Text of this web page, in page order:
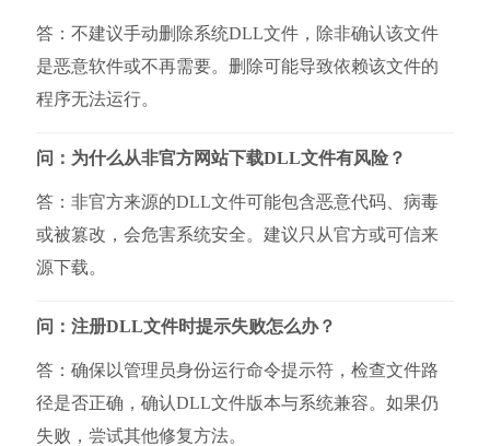
答：不建议手动删除系统DLL文件，除非确认该文件
是恶意软件或不再需要。删除可能导致依赖该文件的
程序无法运行。
问：为什么从非官方网站下载DLL文件有风险？
答：非官方来源的DLL文件可能包含恶意代码、病毒
或被篡改，会危害系统安全。建议只从官方或可信来
源下载。
问：注册DLL文件时提示失败怎么办？
答：确保以管理员身份运行命令提示符，检查文件路
径是否正确，确认DLL文件版本与系统兼容。如果仍
失败，尝试其他修复方法。